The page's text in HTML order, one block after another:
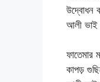
উদ্বোধন
আলী ভাই
ফাতেমার
কাপড়